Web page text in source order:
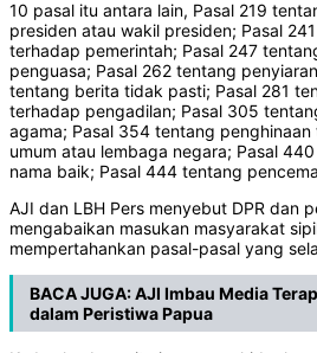
10 pasal itu antara lain, Pasal 219
presiden atau wakil presiden; Pasal
terhadap pemerintah; Pasal 247
penguasa; Pasal 262 tentang
tentang berita tidak pasti; Pasal 281
terhadap pengadilan; Pasal 305
agama; Pasal 354 tentang
umum atau lembaga negara; Pasal
nama baik; Pasal 444 tentang
AJI dan LBH Pers menyebut DPR dan
mengabaikan masukan masyarakat
mempertahankan pasal-pasal yang
BACA JUGA:AJI Imbau Media
dalam Peristiwa Papua